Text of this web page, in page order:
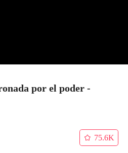
por el poder -
75.6K